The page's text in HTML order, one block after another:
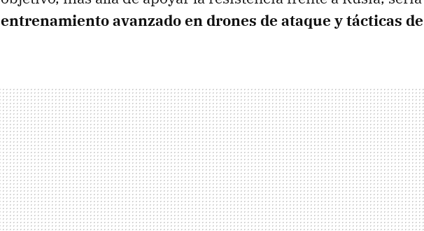
entrenamiento avanzado en drones de ataque y tácticas